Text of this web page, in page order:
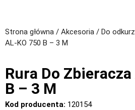
Strona główna / Akcesoria / Do
AL-KO 750 B – 3 M
Rura Do
B – 3 M
Kod producenta: 120154